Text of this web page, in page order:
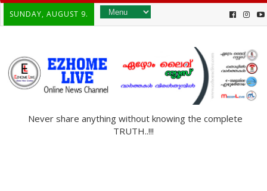
SUNDAY, AUGUST 9.
Never share anything without knowing the complete
TRUTH..!!!